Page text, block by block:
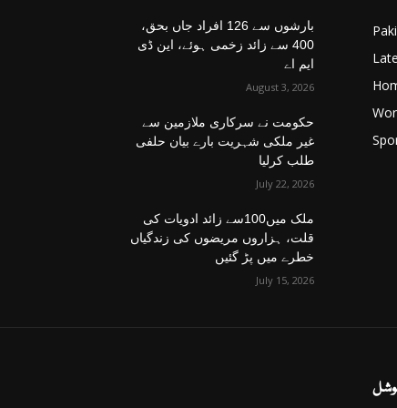
بارشوں سے 126 افراد جاں بحق،
400 سے زائد زخمی ہوئے، این ڈی
ایم اے
August 3, 2026
حکومت نے سرکاری ملازمین سے
غیر ملکی شہریت بارے بیان حلفی
طلب کرلیا
July 22, 2026
ملک میں100سے زائد ادویات کی
قلت، ہزاروں مریضوں کی زندگیاں
خطرے میں پڑ گئیں
July 15, 2026